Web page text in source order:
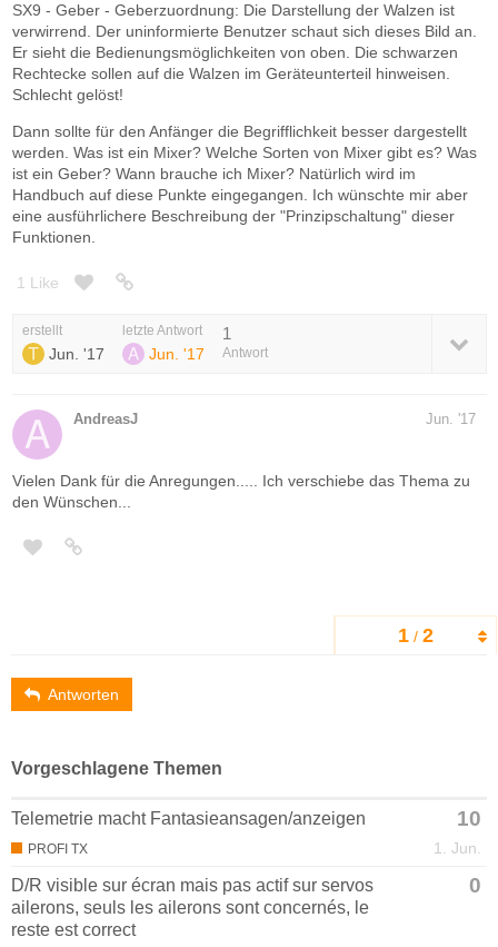
1 / 2
SX9 - Geber - Geberzuordnung: Die Darstellung der Walzen ist
verwirrend. Der uninformierte Benutzer schaut sich dieses Bild an.
Er sieht die Bedienungsmöglichkeiten von oben. Die schwarzen
Rechtecke sollen auf die Walzen im Geräteunterteil hinweisen.
Schlecht gelöst!
Dann sollte für den Anfänger die Begrifflichkeit besser dargestellt
werden. Was ist ein Mixer? Welche Sorten von Mixer gibt es? Was
ist ein Geber? Wann brauche ich Mixer? Natürlich wird im
Handbuch auf diese Punkte eingegangen. Ich wünschte mir aber
eine ausführlichere Beschreibung der "Prinzipschaltung" dieser
Funktionen.
1 Like
erstellt
Jun. '17
letzte Antwort
Jun. '17
1
Antwort
AndreasJ Jun. '17
Vielen Dank für die Anregungen..... Ich verschiebe das Thema zu
den Wünschen...
Antworten
Vorgeschlagene Themen
Telemetrie macht Fantasieansagen/anzeigen 10
1. Jun.
PROFI TX
D/R visible sur écran mais pas actif sur servos
ailerons, seuls les ailerons sont concernés, le
reste est correct
0